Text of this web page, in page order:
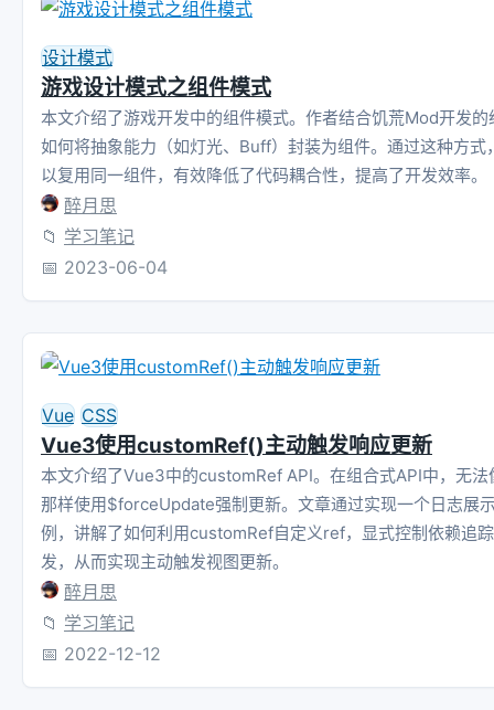
设计模式
游戏设计模式之组件模式
本文介绍了游戏开发中的组件模式。作者结合饥荒Mod开发的
如何将抽象能力（如灯光、Buff）封装为组件。通过这种方式
以复用同一组件，有效降低了代码耦合性，提高了开发效率。
醉月思
📁 学习笔记
📅 2023-06-04
Vue CSS
Vue3使用customRef()主动触发响应更新
本文介绍了Vue3中的customRef API。在组合式API中，无法
那样使用$forceUpdate强制更新。文章通过实现一个日志展
例，讲解了如何利用customRef自定义ref，显式控制依赖追
发，从而实现主动触发视图更新。
醉月思
📁 学习笔记
📅 2022-12-12